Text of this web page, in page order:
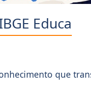
Educa
que